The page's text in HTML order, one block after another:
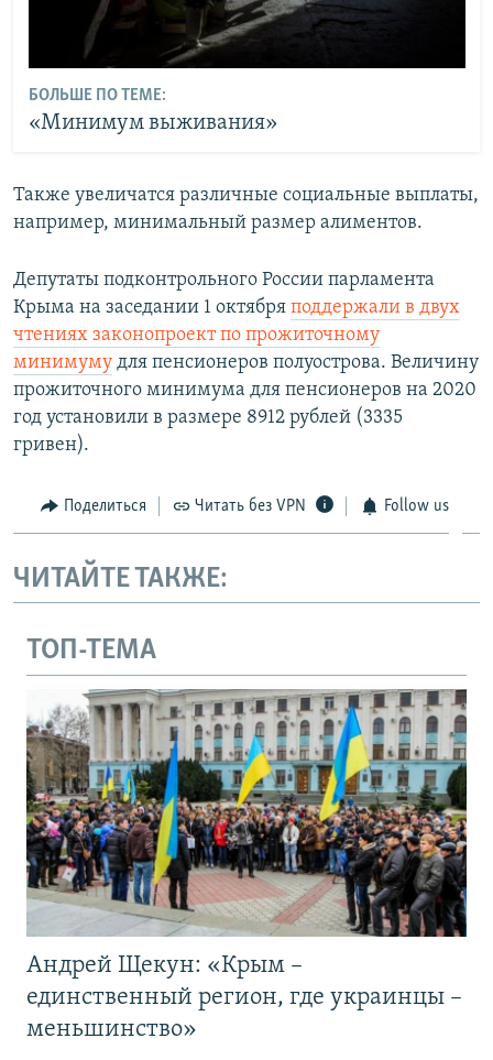
БОЛЬШЕ ПО ТЕМЕ:
«Минимум выживания»
Также увеличатся различные социальные выплаты,
например, минимальный размер алиментов.
Депутаты подконтрольного России парламента
Крыма на заседании 1 октября поддержали в двух
чтениях законопроект по прожиточному
минимуму для пенсионеров полуострова. Величину
прожиточного минимума для пенсионеров на 2020
год установили в размере 8912 рублей (3335
гривен).
Поделиться Читать без VPN Follow us
ЧИТАЙТЕ ТАКЖЕ:
ТОП-ТЕМА
Андрей Щекун: «Крым –
единственный регион, где украинцы –
меньшинство»